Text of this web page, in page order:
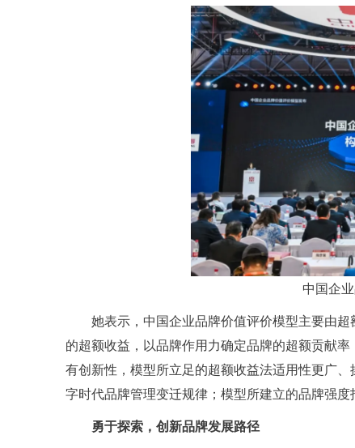
中国企
她表示，中国企业品牌价值评价模型主要由
的超额收益，以品牌作用力确定品牌的超额贡献
有创新性，模型所立足的超额收益法适用性更广
字时代品牌管理变迁规律；模型所建立的品牌强
勇于探索，创新品牌发展路径